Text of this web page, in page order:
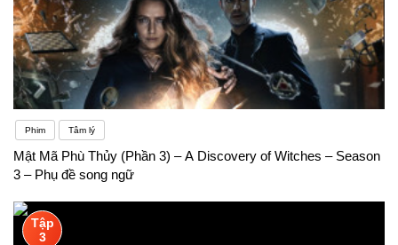
Phim Tâm lý
Mật Mã Phù Thủy (Phần 3) – A Discovery of Witches – Season
3 – Phụ đề song ngữ
Tập
3